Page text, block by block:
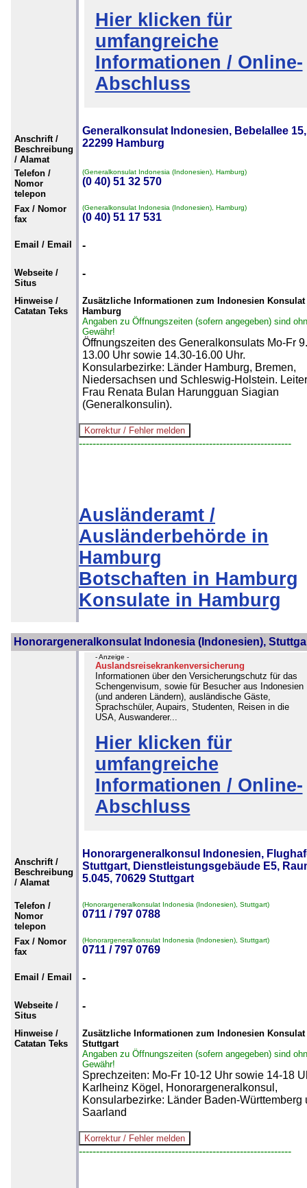
Hier klicken für
umfangreiche
Informationen / Online-
Abschluss
Anschrift /
Beschreibung
/ Alamat
Generalkonsulat Indonesien, Bebelallee 15,
22299 Hamburg
Telefon /
Nomor
telepon
(Generalkonsulat Indonesia (Indonesien), Hamburg)
(0 40) 51 32 570
Fax / Nomor
fax
(Generalkonsulat Indonesia (Indonesien), Hamburg)
(0 40) 51 17 531
Email / Email -
Webseite /
Situs
-
Hinweise /
Catatan Teks
Zusätzliche Informationen zum Indonesien
Hamburg
Angaben zu Öffnungszeiten (sofern angegeben) sind
Gewähr!
Öffnungszeiten des Generalkonsulats Mo-Fr
13.00 Uhr sowie 14.30-16.00 Uhr.
Konsularbezirke: Länder Hamburg, Bremen,
Niedersachsen und Schleswig-Holstein.
Frau Renata Bulan Harungguan Siagian
(Generalkonsulin).
--------------------------------------------------------------
Ausländeramt /
Ausländerbehörde in
Hamburg
Botschaften in Hamburg
Konsulate in Hamburg
Honorargeneralkonsulat Indonesia (Indonesien),
- Anzeige -
Auslandsreisekrankenversicherung
Informationen über den Versicherungschutz für das
Schengenvisum, sowie für Besucher aus Indonesien
(und anderen Ländern), ausländische Gäste,
Sprachschüler, Aupairs, Studenten, Reisen in die
USA, Auswanderer...
Hier klicken für
umfangreiche
Informationen / Online-
Abschluss
Anschrift /
Beschreibung
/ Alamat
Honorargeneralkonsul Indonesien,
Stuttgart, Dienstleistungsgebäude E5,
5.045, 70629 Stuttgart
Telefon /
Nomor
telepon
(Honorargeneralkonsulat Indonesia (Indonesien), Stuttgart)
0711 / 797 0788
Fax / Nomor
fax
(Honorargeneralkonsulat Indonesia (Indonesien), Stuttgart)
0711 / 797 0769
Email / Email -
Webseite /
Situs
-
Hinweise /
Catatan Teks
Zusätzliche Informationen zum Indonesien
Stuttgart
Angaben zu Öffnungszeiten (sofern angegeben) sind
Gewähr!
Sprechzeiten: Mo-Fr 10-12 Uhr sowie 14-18
Karlheinz Kögel, Honorargeneralkonsul,
Konsularbezirke: Länder Baden-Württemberg
Saarland
--------------------------------------------------------------